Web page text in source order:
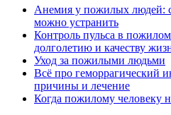
Анемия у пожилых людей:
можно устранить
Контроль пульса в
долголетию и качеству
Уход за пожилыми людьми
Всё про геморрагический
причины и лечение
Когда пожилому человеку